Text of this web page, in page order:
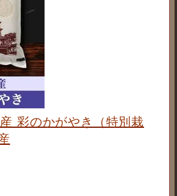
彩のかがやき（特別栽